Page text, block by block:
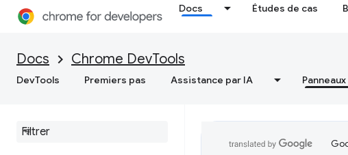
Docs Études de cas
Docs Chrome DevTools
DevTools Premiers pas Assistance par IA Panneaux